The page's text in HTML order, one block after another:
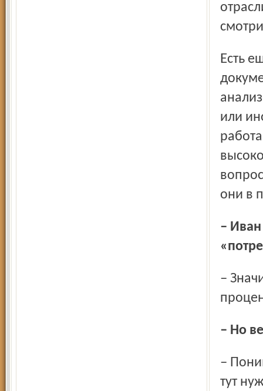
Есть ещё в структуре нашего управления отдел
или
они в
– Иван Сергеевич, традиционный вопрос: реформа МВД
– Значительно. Сокращение произошло порядка 40
– Но
– Понимаете, ведь сокращение коснулось всего МВД. И
тут